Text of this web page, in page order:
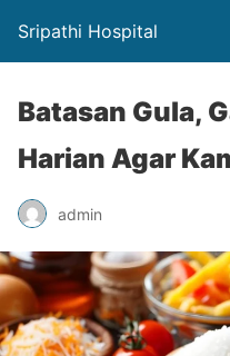
Sripathi Hospital
Batasan Gula,
Harian Agar
admin